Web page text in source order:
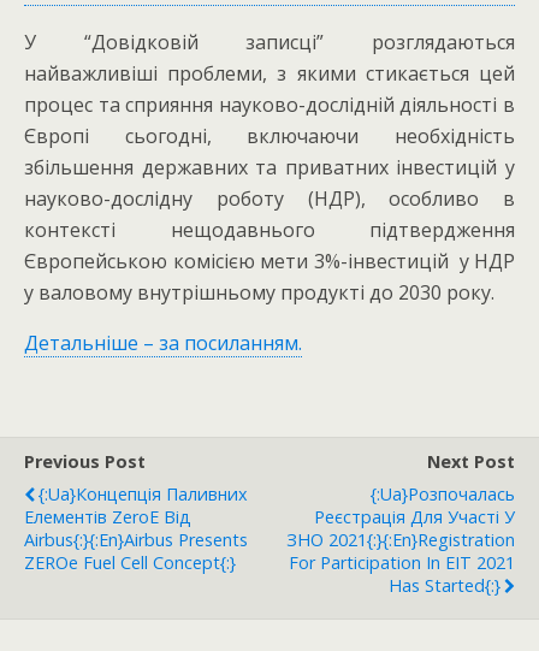
У “Довідковій записці” розглядаються
найважливіші проблеми, з якими стикається цей
процес та сприяння науково-дослідній діяльності в
Європі сьогодні, включаючи необхідність
збільшення державних та приватних інвестицій у
науково-дослідну роботу (НДР), особливо в
контексті нещодавнього підтвердження
Європейською комісією мети 3%-інвестицій у НДР
у валовому внутрішньому продукті до 2030 року.
Детальніше – за посиланням.
Previous Post
{:ua}Концепція Паливних
Елементів ZeroE Від
Airbus{:}{:en}Airbus Presents
ZEROe Fuel Cell Concept{:}
Next Post
{:ua}Розпочалась
Реєстрація Для Участі У
ЗНО 2021{:}{:en}Registration
For Participation In EIT 2021
Has Started{:}